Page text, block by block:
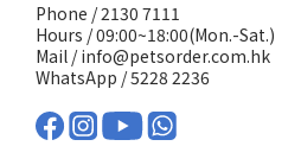
Phone / 2130 7111
Hours / 09:00~18:00(Mon.-Sat.)
Mail / info@petsorder.com.hk
WhatsApp /5228 2236